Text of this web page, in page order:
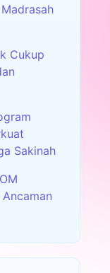
Cukup
Sakinah